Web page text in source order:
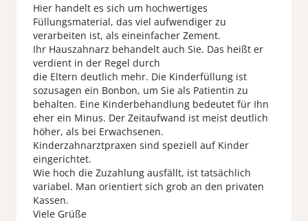
Hier handelt es sich um hochwertiges
Füllungsmaterial, das viel aufwendiger zu
verarbeiten ist, als eineinfacher Zement.
Ihr Hauszahnarz behandelt auch Sie. Das heißt er
verdient in der Regel durch
die Eltern deutlich mehr. Die Kinderfüllung ist
sozusagen ein Bonbon, um Sie als Patientin zu
behalten. Eine Kinderbehandlung bedeutet für Ihn
eher ein Minus. Der Zeitaufwand ist meist deutlich
höher, als bei Erwachsenen.
Kinderzahnarztpraxen sind speziell auf Kinder
eingerichtet.
Wie hoch die Zuzahlung ausfällt, ist tatsächlich
variabel. Man orientiert sich grob an den privaten
Kassen.
Viele Grüße